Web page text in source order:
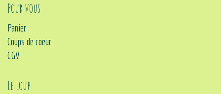
Pour vous
Panier
Coups de coeur
CGV
Le loup